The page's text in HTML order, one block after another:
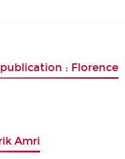
: Florence
Amri